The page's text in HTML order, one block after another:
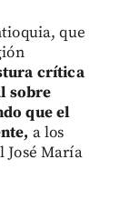
que
crítica
sobre
que el
a los
José María